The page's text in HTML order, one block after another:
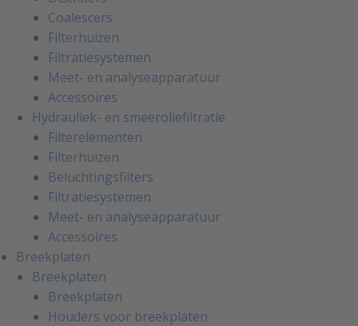
Coalescers
Filterhuizen
Filtratiesystemen
Meet- en analyseapparatuur
Accessoires
Hydrauliek- en smeeroliefiltratie
Filterelementen
Filterhuizen
Beluchtingsfilters
Filtratiesystemen
Meet- en analyseapparatuur
Accessoires
Breekplaten
Breekplaten
Breekplaten
Houders voor breekplaten